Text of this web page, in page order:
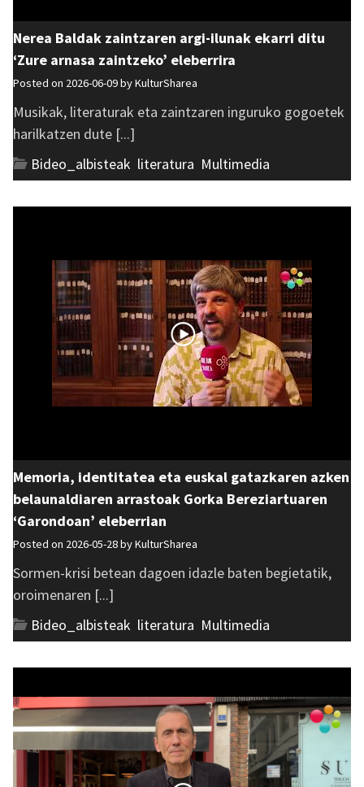
Nerea Baldak zaintzaren argi-ilunak ekarri ditu
‘Zure arnasa zaintzeko’ eleberrira
Posted on 2026-06-09 byKulturSharea
Musikak, literaturak eta zaintzaren inguruko gogoetek
harilkatzen dute [...]
Bideo_albisteak literatura Multimedia
Memoria, identitatea eta euskal gatazkaren azken
belaunaldiaren arrastoak Gorka Bereziartuaren
‘Garondoan’ eleberrian
Posted on 2026-05-28 byKulturSharea
Sormen-krisi betean dagoen idazle baten begietatik,
oroimenaren [...]
Bideo_albisteak literatura Multimedia